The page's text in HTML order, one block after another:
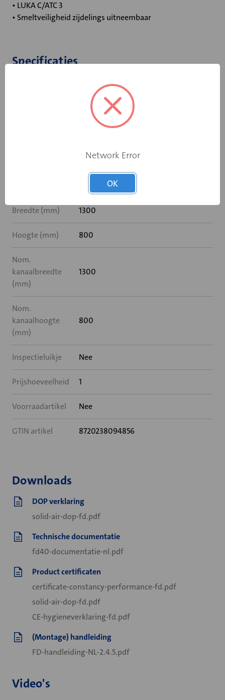
• LUKA C/ATC 3
• Smeltveiligheid zijdelings uitneembaar
Specificaties
Standaard smeltpatroon
Nee
Breedte (mm) 1300
Hoogte (mm) 800
Nom.
kanaalbreedte
(mm)
1300
Nom.
kanaalhoogte
(mm)
800
Inspectieluikje Nee
Prijshoeveelheid 1
Voorraadartikel Nee
GTIN artikel 8720238094856
Downloads
DOP verklaring
solid-air-dop-fd.pdf
Technische documentatie
fd40-documentatie-nl.pdf
Product certificaten
certificate-constancy-performance-fd.pdf
solid-air-dop-fd.pdf
CE-hygieneverklaring-fd.pdf
(Montage) handleiding
FD-handleiding-NL-2.4.5.pdf
Video's
Network Error
OK